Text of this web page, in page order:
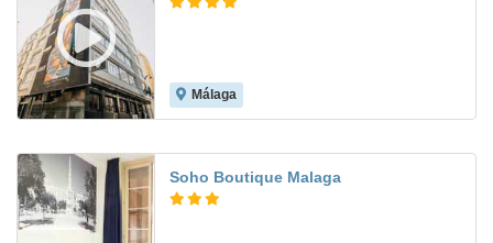
Málaga
Soho Boutique Malaga